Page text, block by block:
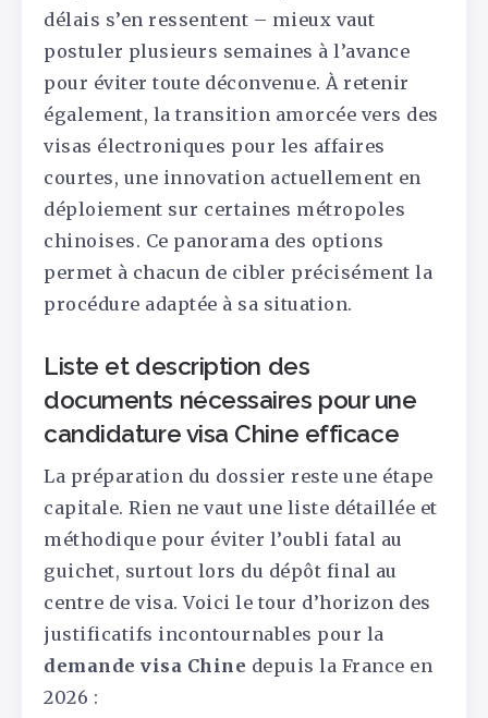
délais s’en ressentent – mieux vaut
postuler plusieurs semaines à l’avance
pour éviter toute déconvenue. À retenir
également, la transition amorcée vers des
visas électroniques pour les affaires
courtes, une innovation actuellement en
déploiement sur certaines métropoles
chinoises. Ce panorama des options
permet à chacun de cibler précisément la
procédure adaptée à sa situation.
Liste et description des
documents nécessaires pour une
candidature visa Chine efficace
La préparation du dossier reste une étape
capitale. Rien ne vaut une liste détaillée et
méthodique pour éviter l’oubli fatal au
guichet, surtout lors du dépôt final au
centre de visa. Voici le tour d’horizon des
justificatifs incontournables pour la
demande visa Chine depuis la France en
2026 :